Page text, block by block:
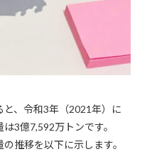
、令和3年（2021年）に
3億7,592万トンです。
推移を以下に示します。